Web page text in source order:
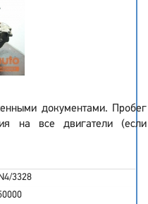
документами. Пробег
на все двигатели (если
3328